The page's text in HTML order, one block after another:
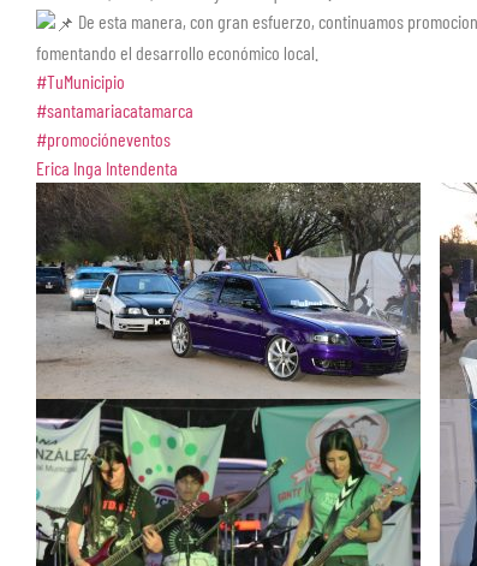
De esta manera, con gran esfuerzo, continuamos
fomentando el desarrollo económico local.
#TuMunicipio
#santamariacatamarca
#promocióneventos
Erica Inga Intendenta